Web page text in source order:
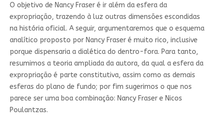
O objetivo de Nancy Fraser é ir além da esfera da
expropriação, trazendo à luz outras dimensões escondidas
na história oficial. A seguir, argumentaremos que o esquema
analítico proposto por Nancy Fraser é muito rico, inclusive
porque dispensaria a dialética do dentro-fora. Para tanto,
resumimos a teoria ampliada da autora, da qual a esfera da
expropriação é parte constitutiva, assim como as demais
esferas do plano de fundo; por fim sugerimos o que nos
parece ser uma boa combinação: Nancy Fraser e Nicos
Poulantzas.